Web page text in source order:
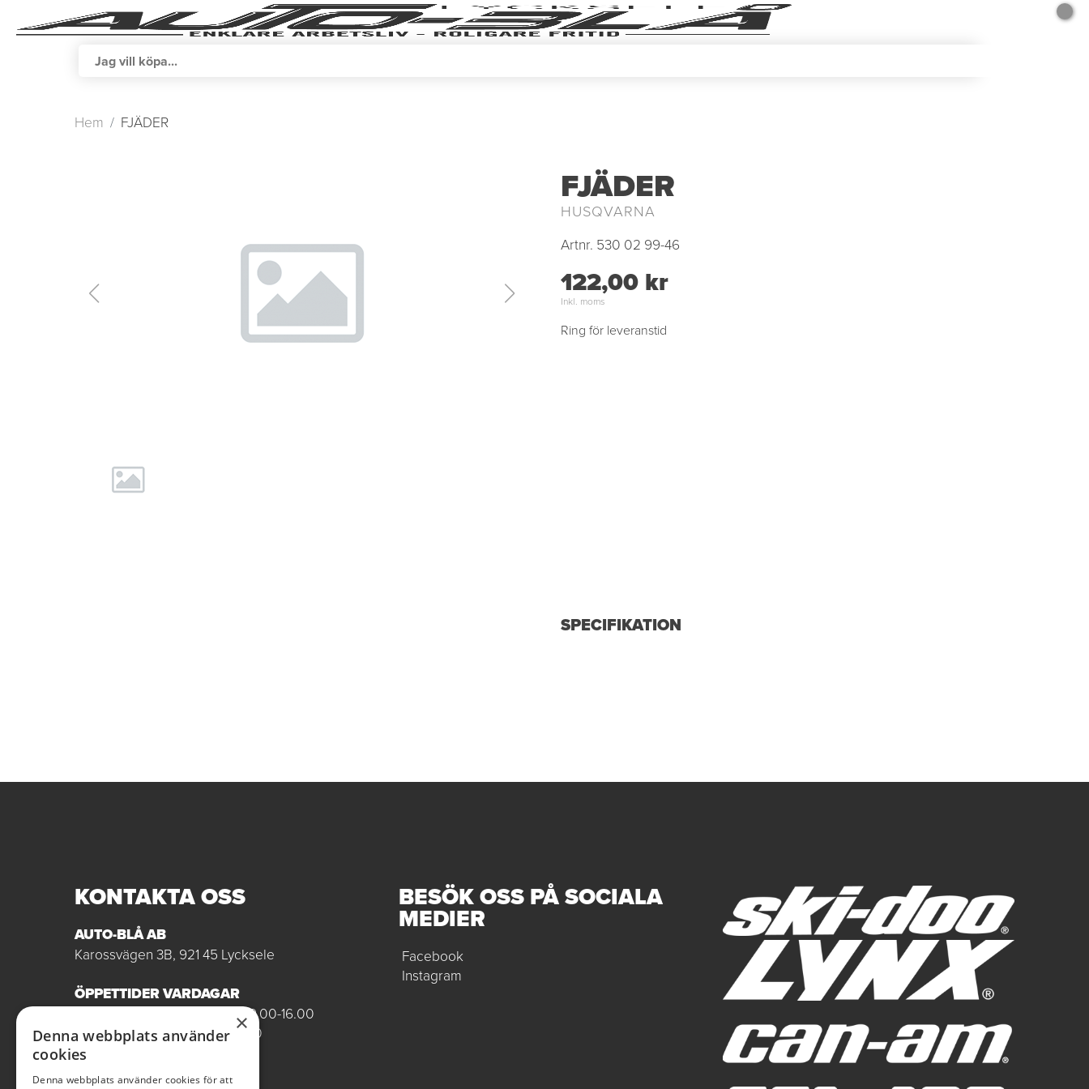
Hem FJÄDER
FJÄDER
HUSQVARNA
Artnr. 530 02 99-46
122,00 kr
Inkl. moms
Ring för leveranstid
SPECIFIKATION
KONTAKTA OSS
AUTO-BLÅ AB
Karossvägen 3B, 921 45 Lycksele
ÖPPETTIDER VARDAGAR
Butik/Försäljning vardagar 09.00-16.00
Verkstad vardagar 07.00-16.00
Röda dagar stängt
BESÖK OSS PÅ SOCIALA
MEDIER
Facebook
Instagram
×
Denna webbplats använder
cookies
Denna webbplats använder cookies för att